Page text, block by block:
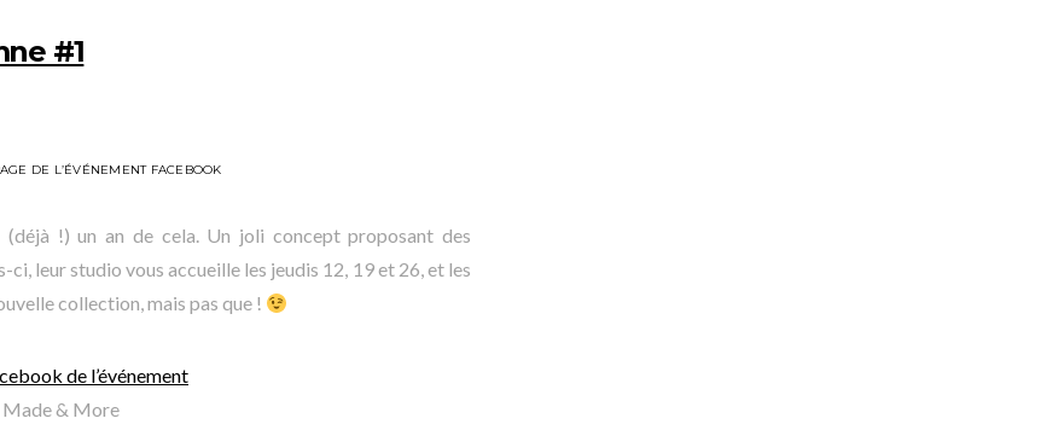
#1
DE L’ÉVÉNEMENT FACEBOOK
!) un an de cela. Un joli concept proposant des
leur studio vous accueille les jeudis 12, 19 et 26, et les
collection, mais pas que !
de l’événement
Made & More